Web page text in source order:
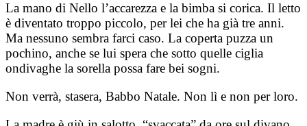
La mano di Nello l’accarezza e la bimba si corica. Il letto
è diventato troppo piccolo, per lei che ha già tre anni.
Ma nessuno sembra farci caso. La coperta puzza un
pochino, anche se lui spera che sotto quelle ciglia
ondivaghe la sorella possa fare bei sogni.
Non verrà, stasera, Babbo Natale. Non lì e non per loro.